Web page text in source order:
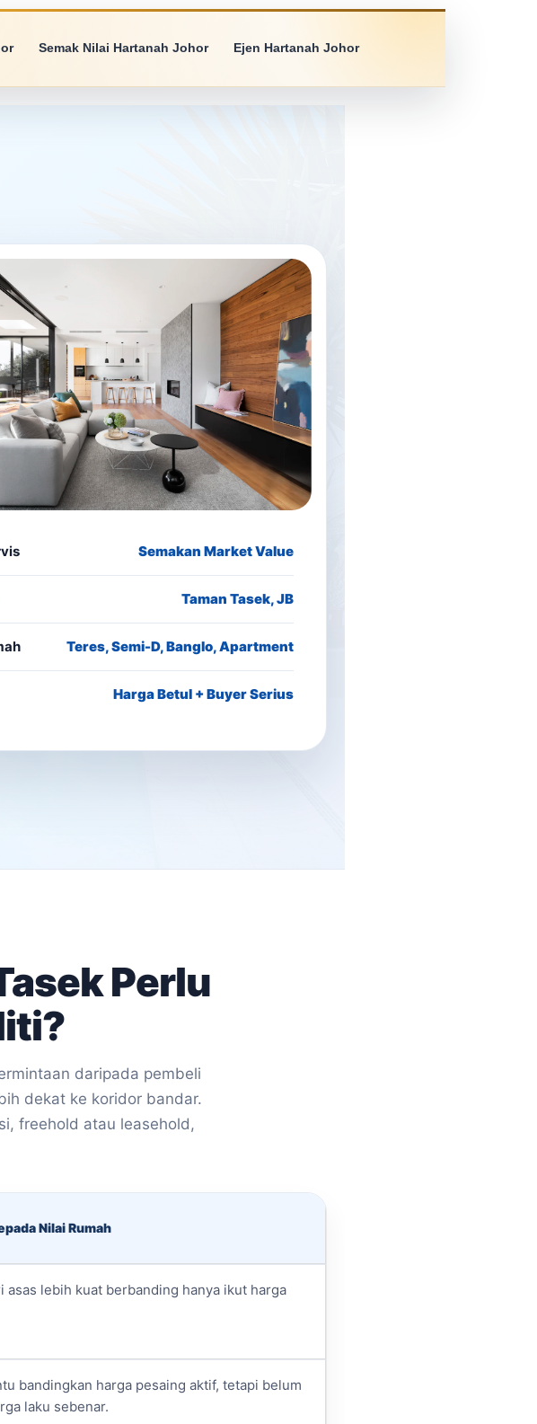
Semak Nilai Hartanah Johor Ejen Hartanah Johor
Semakan Market Value
Taman Tasek, JB
Teres, Semi-D, Banglo, Apartment
Harga Betul + Buyer Serius
Perlu
daripada pembeli
dekat ke koridor bandar.
freehold atau leasehold,
Nilai Rumah
asas lebih kuat berbanding hanya ikut harga
bandingkan harga pesaing aktif, tetapi belum
laku sebenar.